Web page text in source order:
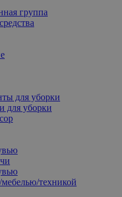
группа
для уборки
для уборки
техникой